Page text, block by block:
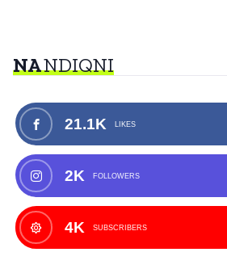
NANDIQNI
21.1K LIKES
2K FOLLOWERS
4K SUBSCRIBERS